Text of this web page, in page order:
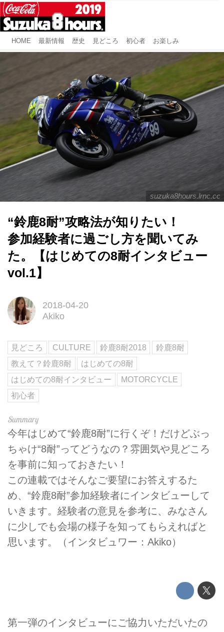
HOME 最新情報 歴史 見どころ 初心者 お楽しみ
suzuka8hours.lrnc.cc
“鈴鹿8耐”攻略法が知りたい！
参加経験者に過ごし方を聞いてみ
た。【はじめての8耐インタビュー
vol.1】
2018-04-20
Akiko
見どころ CULTURE 鈴鹿8耐2018
鈴鹿8耐
教えて？鈴鹿8耐
はじめての8耐
はじめての8耐インタビュー
MOTORCYCLE
初心者
今年はじめて“鈴鹿8耐”に行くぞ！だけどぶっ
ちゃけ“8耐”ってどうなの？雰囲気や見どころ
を事前に知っておきたい！
この連載ではそんなご要望にお答えするた
め、“鈴鹿8耐”参加経験者にインタビューして
いきます。経験者の意見を参考に、みなさん
に少しでも会場の様子を知ってもらえればと
思います。（インタビュワー：Akiko）
第一弾のインタビューにご協力いただいたの